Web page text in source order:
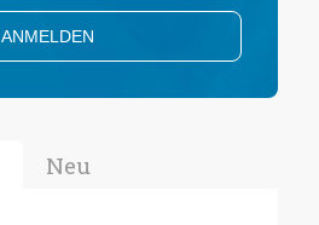
Neu